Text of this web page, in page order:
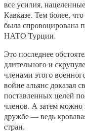
все усилия,
Кавказе. Тем более,
была спровоцирована
НАТО Турции.
Это последнее
длительного и
членами этого
войне альянс доказал
поставленных целей
членов. А затем
дружбе — ведь
стран.